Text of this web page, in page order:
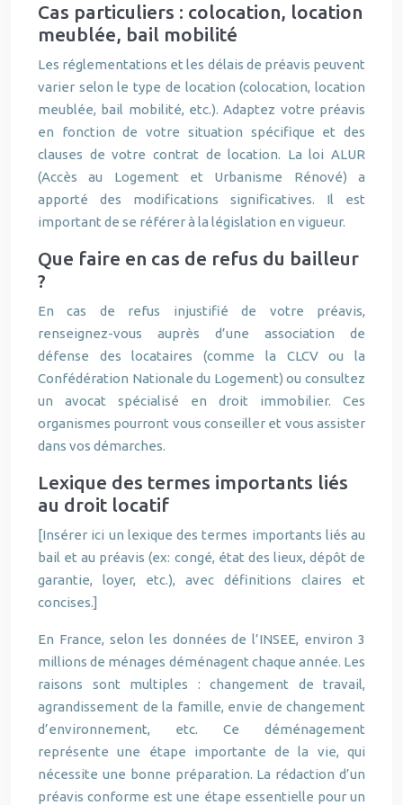
Cas particuliers : colocation, location
meublée, bail mobilité
Les réglementations et les délais de préavis peuvent
varier selon le type de location (colocation, location
meublée, bail mobilité, etc.). Adaptez votre préavis
en fonction de votre situation spécifique et des
clauses de votre contrat de location. La loi ALUR
(Accès au Logement et Urbanisme Rénové) a
apporté des modifications significatives. Il est
important de se référer à la législation en vigueur.
Que faire en cas de refus du bailleur
?
En cas de refus injustifié de votre préavis,
renseignez-vous auprès d’une association de
défense des locataires (comme la CLCV ou la
Confédération Nationale du Logement) ou consultez
un avocat spécialisé en droit immobilier. Ces
organismes pourront vous conseiller et vous assister
dans vos démarches.
Lexique des termes importants liés
au droit locatif
[Insérer ici un lexique des termes importants liés au
bail et au préavis (ex: congé, état des lieux, dépôt de
garantie, loyer, etc.), avec définitions claires et
concises.]
En France, selon les données de l’INSEE, environ 3
millions de ménages déménagent chaque année. Les
raisons sont multiples : changement de travail,
agrandissement de la famille, envie de changement
d’environnement, etc. Ce déménagement
représente une étape importante de la vie, qui
nécessite une bonne préparation. La rédaction d’un
préavis conforme est une étape essentielle pour un